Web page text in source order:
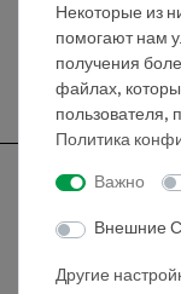
Некоторые из
помогают нам
получения
файлах,
пользователя,
Политика
Важно
Внешние
Другие